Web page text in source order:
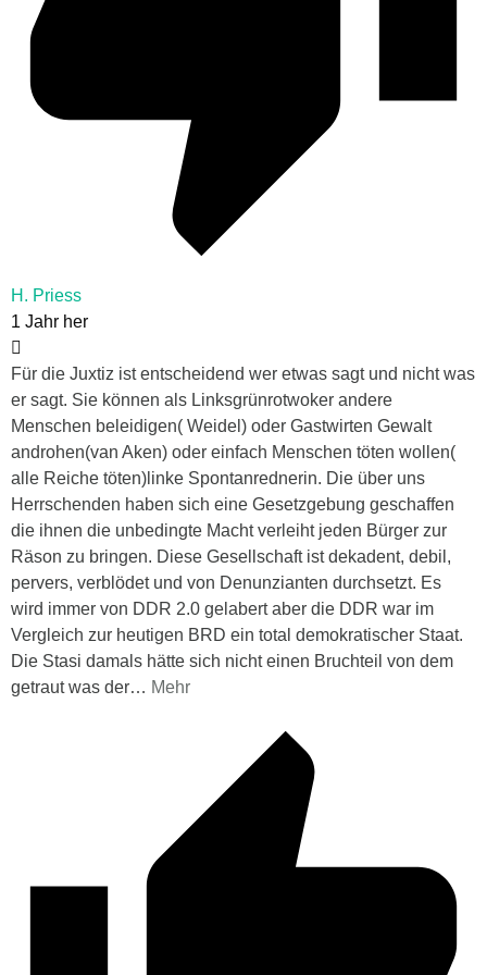
H. Priess
1 Jahr her
Für die Juxtiz ist entscheidend wer etwas sagt und nicht was
er sagt. Sie können als Linksgrünrotwoker andere
Menschen beleidigen( Weidel) oder Gastwirten Gewalt
androhen(van Aken) oder einfach Menschen töten wollen(
alle Reiche töten)linke Spontanrednerin. Die über uns
Herrschenden haben sich eine Gesetzgebung geschaffen
die ihnen die unbedingte Macht verleiht jeden Bürger zur
Räson zu bringen. Diese Gesellschaft ist dekadent, debil,
pervers, verblödet und von Denunzianten durchsetzt. Es
wird immer von DDR 2.0 gelabert aber die DDR war im
Vergleich zur heutigen BRD ein total demokratischer Staat.
Die Stasi damals hätte sich nicht einen Bruchteil von dem
getraut was der… Mehr